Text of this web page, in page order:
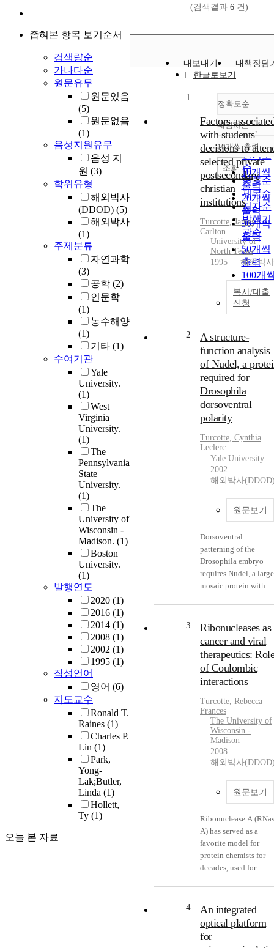
좁혀본 항목 보기순서
검색량순
가나다순
원문유무
원문있음
(5)
원문없음
(1)
음성지원유무
음성 지
원 (3)
학위유형
해외박사
(DDOD) (5)
해외박사
(1)
주제분류
자연과학
(3)
공학 (2)
인문학
(1)
농수해양
(1)
기타 (1)
수여기관
Yale
University.
(1)
West
Virginia
University.
(1)
The
Pennsylvania
State
University.
(1)
The
University of
Wisconsin -
Madison. (1)
Boston
University.
(1)
발행연도
2020 (1)
2016 (1)
2014 (1)
2008 (1)
2002 (1)
1995 (1)
작성언어
영어 (6)
지도교수
Ronald T.
Raines (1)
Charles P.
Lin (1)
Park,
Yong-
Lak;Butler,
Linda (1)
Hollett,
Ty (1)
오늘 본 자료
(검색결과 6 건)
내보내기
내책장담
한글로보기
정확도순
정확도
순
인기도
순
연도순
제목순
저자순
발행기
관순
내림차순
내림차
10개씩 출력
10개씩
출력
20개씩
출력
30개씩
출력
50개씩
출력
100개
출력
조회
1
Factors
with students'
decisions to
selected private
postsecondary
christian
institutions
Turcotte, James
Carlton
University of
North Texas
1995
해외박사
복사/대출
신청
2
A structure-
function analysis
of Nudel, a
required for
Drosophila
dorsoventral
polarity
Turcotte, Cynthia
Leclerc
Yale University
2002
해외박사
원문보기
Dorsoventral
patterning of the
Drosophila embryo
requires Nudel, a large
mosaic protein with a
recognizable motifs
including multiple
copies of the protein-
protein binding LDL-
module, an RGD
integrin binding
a C-terminal protease-
like domain and
several regions
for both N- and O-
linked glycosylation
including
glycosaminoglycan
(GAG) addition.
Previous studies have
implicated Nudel's
protease domain as
trigger of a proteolytic
cascade that activates
the Toll signaling
pathway to establish
the function of other
regions of Nudel has
been unclear. Mutant
<italic>nudel</italic>
3
Ribonucleases as
cancer and viral
therapeutics: Role
of Coulombic
interactions
Turcotte, Rebecca
Frances
The University of
Wisconsin -
Madison
2008
해외박사
원문보기
Ribonuclease A
A) has served as a
favorite model for
protein chemists for
decades, used for
enzymology. More
recently, it was
discovered that
members of the RNase
4
An integrated
optical platform
for